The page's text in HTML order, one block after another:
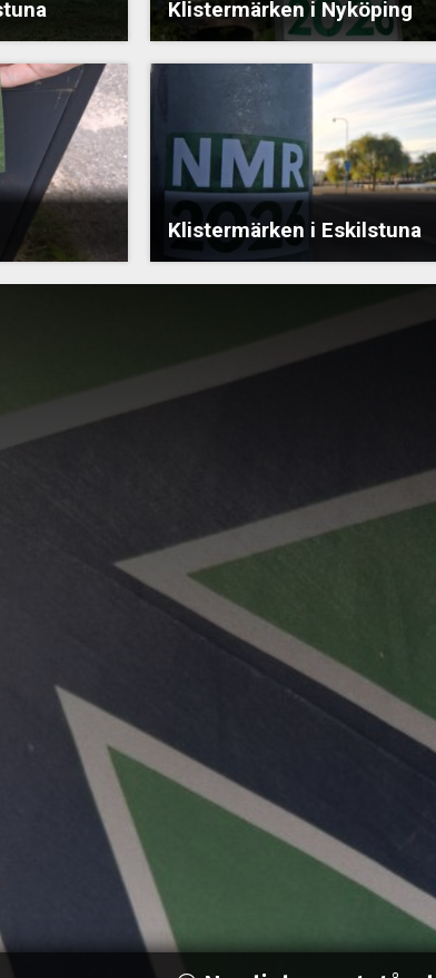
Klistermärken i Nyköping
Klistermärken i Eskilstuna